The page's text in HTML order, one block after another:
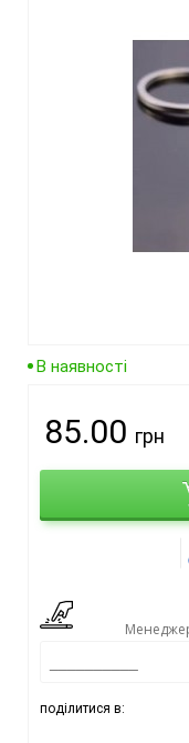
В наявності
85.00 грн
поділитися в: